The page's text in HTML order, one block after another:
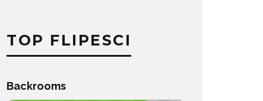
TOP FLIPESCI
Backrooms